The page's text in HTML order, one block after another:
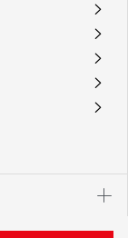
A
A
A
A
A